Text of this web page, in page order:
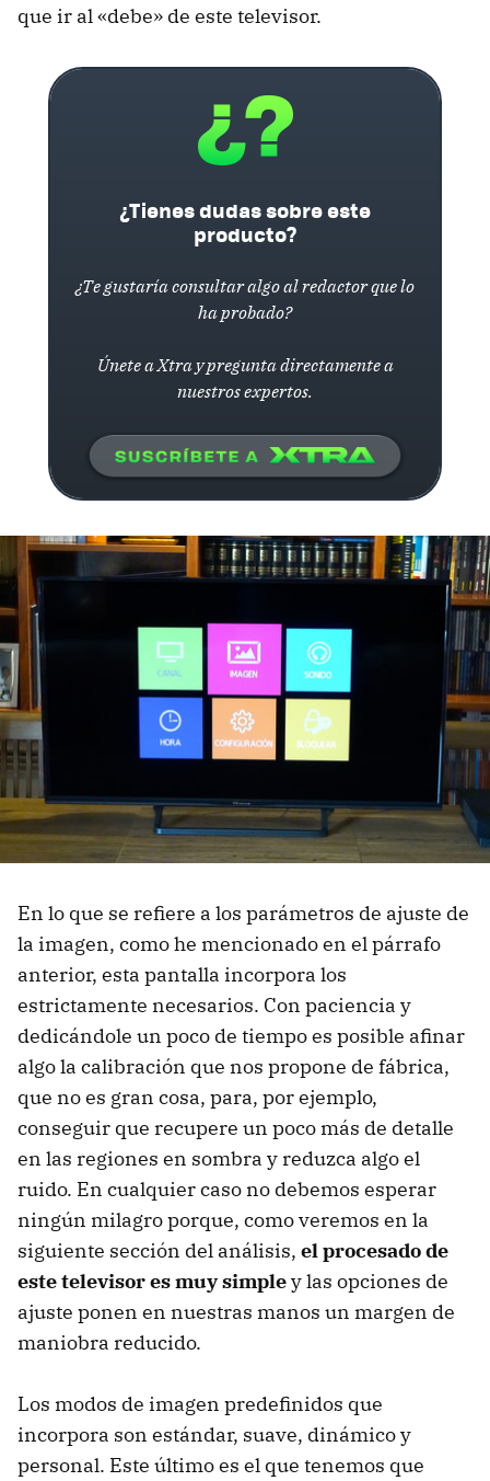
que ir al «debe» de este televisor.
¿Tienes dudas sobre este
producto?
¿Te gustaría consultar algo al redactor que lo
ha probado?
Únete a Xtra y pregunta directamente a
nuestros expertos.
En lo que se refiere a los parámetros de ajuste de
la imagen, como he mencionado en el párrafo
anterior, esta pantalla incorpora los
estrictamente necesarios. Con paciencia y
dedicándole un poco de tiempo es posible afinar
algo la calibración que nos propone de fábrica,
que no es gran cosa, para, por ejemplo,
conseguir que recupere un poco más de detalle
en las regiones en sombra y reduzca algo el
ruido. En cualquier caso no debemos esperar
ningún milagro porque, como veremos en la
siguiente sección del análisis, el procesado de
este televisor es muy simpley las opciones de
ajuste ponen en nuestras manos un margen de
maniobra reducido.
Los modos de imagen predefinidos que
incorpora son estándar, suave, dinámico y
personal. Este último es el que tenemos que